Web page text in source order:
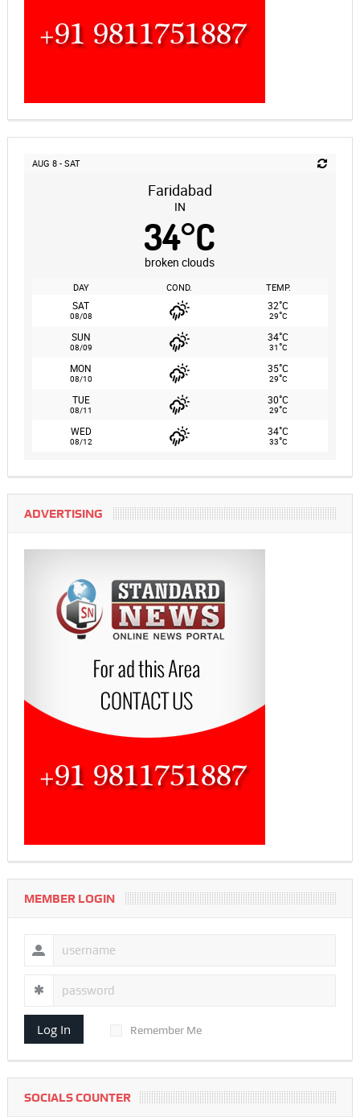
AUG 8 - SAT
Faridabad
IN
34°C
broken clouds
DAY COND. TEMP.
SAT
08/08
32°C
29°C
SUN
08/09
34°C
31°C
MON
08/10
35°C
29°C
TUE
08/11
30°C
29°C
WED
08/12
34°C
33°C
ADVERTISING
MEMBER LOGIN
Log In Remember Me
SOCIALS COUNTER